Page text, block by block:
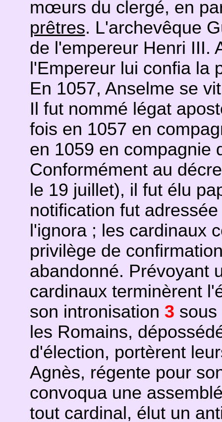
mœurs du clergé, en
prêtres. L'archevêque
de l'empereur Henri III.
l'Empereur lui confia la
En 1057, Anselme se
Il fut nommé légat
fois en 1057 en
en 1059 en compagnie
Conformément au
le 19 juillet), il fut élu
notification fut
l'ignora ; les cardinaux
privilège de
abandonné. Prévoyant
cardinaux terminèrent
son intronisation 3 sous
les Romains,
d'élection, portèrent
Agnès, régente pour
convoqua une
tout cardinal, élut un